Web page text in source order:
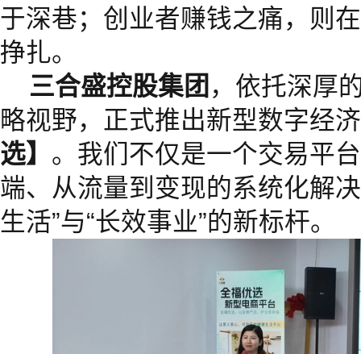
于深巷；创业者赚钱之痛，则
挣扎。
三合盛控股集团 ，依托深厚
略视野，正式推出新型数字经
选】 。我们不仅是一个交易平
端、从流量到变现的系统化解
生活”与“长效事业”的新标杆。